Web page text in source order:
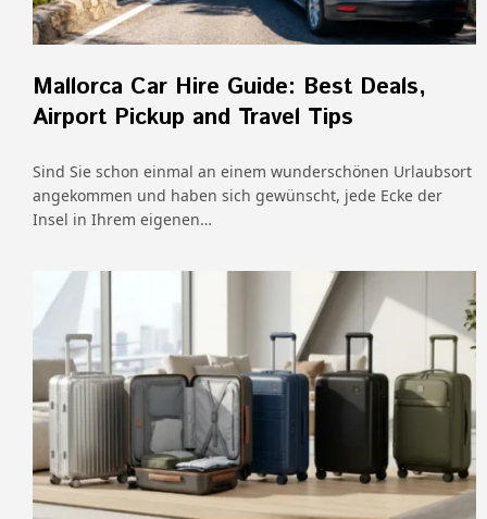
Mallorca Car Hire Guide: Best Deals,
Airport Pickup and Travel Tips
Sind Sie schon einmal an einem wunderschönen Urlaubsort
angekommen und haben sich gewünscht, jede Ecke der
Insel in Ihrem eigenen…